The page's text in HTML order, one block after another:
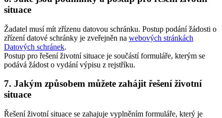
situace
Žadatel musí mít zřízenu datovou schránku. Postup podání žádosti o
zřízení datové schránky je zveřejněn na webových stránkách
Datových schránek.
Postup pro řešení životní situace je součástí formuláře, kterým se
podává žádost o vydání výpisu z rejstříku.
7. Jakým způsobem můžete zahájit řešení životní
situace
Řešení životní situace se zahajuje vyplněním formuláře, který je